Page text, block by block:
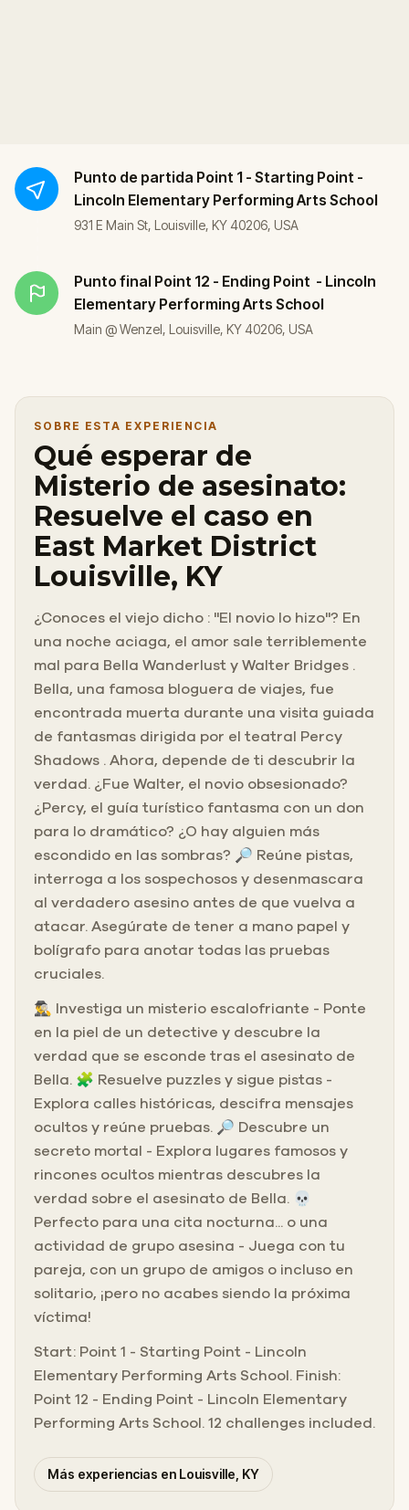
Punto de partida Point 1 - Starting Point -
Lincoln Elementary Performing Arts School
931 E Main St, Louisville, KY 40206, USA
Punto final Point 12 - Ending Point - Lincoln
Elementary Performing Arts School
Main @ Wenzel, Louisville, KY 40206, USA
SOBRE ESTA EXPERIENCIA
Qué esperar de
Misterio de asesinato:
Resuelve el caso en
East Market District
Louisville, KY
¿Conoces el viejo dicho : "El novio lo hizo"? En
una noche aciaga, el amor sale terriblemente
mal para Bella Wanderlust y Walter Bridges .
Bella, una famosa bloguera de viajes, fue
encontrada muerta durante una visita guiada
de fantasmas dirigida por el teatral Percy
Shadows . Ahora, depende de ti descubrir la
verdad. ¿Fue Walter, el novio obsesionado?
¿Percy, el guía turístico fantasma con un don
para lo dramático? ¿O hay alguien más
escondido en las sombras? 🔎 Reúne pistas,
interroga a los sospechosos y desenmascara
al verdadero asesino antes de que vuelva a
atacar. Asegúrate de tener a mano papel y
bolígrafo para anotar todas las pruebas
cruciales.
🕵️‍♂️ Investiga un misterio escalofriante - Ponte
en la piel de un detective y descubre la
verdad que se esconde tras el asesinato de
Bella. 🧩 Resuelve puzzles y sigue pistas -
Explora calles históricas, descifra mensajes
ocultos y reúne pruebas. 🔎 Descubre un
secreto mortal - Explora lugares famosos y
rincones ocultos mientras descubres la
verdad sobre el asesinato de Bella. 💀
Perfecto para una cita nocturna... o una
actividad de grupo asesina - Juega con tu
pareja, con un grupo de amigos o incluso en
solitario, ¡pero no acabes siendo la próxima
víctima!
Start: Point 1 - Starting Point - Lincoln
Elementary Performing Arts School. Finish:
Point 12 - Ending Point - Lincoln Elementary
Performing Arts School. 12 challenges included.
Más experiencias en Louisville, KY